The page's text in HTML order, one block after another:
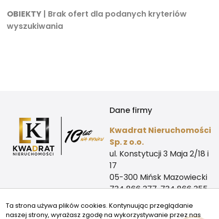
OBIEKTY | Brak ofert dla podanych kryteriów
wyszukiwania
Dane firmy
Kwadrat Nieruchomości
Sp. z o.o.
ul. Konstytucji 3 Maja 2/18 i
17
05-300 Mińsk Mazowiecki
734 866 377, 734 866 355
biuro@kwadrat-
nieruchomosci.com
Ta strona używa plików cookies. Kontynuując przeglądanie
naszej strony, wyrażasz zgodę na wykorzystywanie przez nas